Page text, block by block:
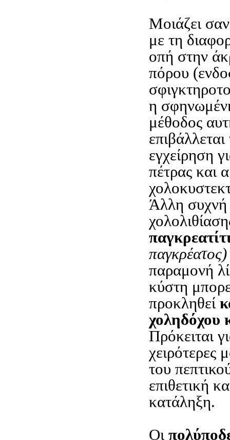
Μοιάζει
με τη
οπή στην
πόρου
η
μέθοδος
εγχείρηση
πέτρας και
Άλλη συχνή
παραμονή
κύστη
προκληθεί
χοληδόχου
Πρόκειται
χειρότερες
του
επιθετική
κατάληξη.
Οι